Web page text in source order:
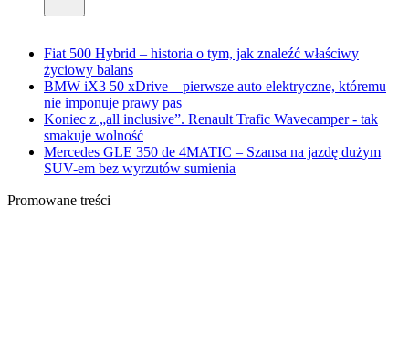
Fiat 500 Hybrid – historia o tym, jak znaleźć właściwy
życiowy balans
BMW iX3 50 xDrive – pierwsze auto elektryczne, któremu
nie imponuje prawy pas
Koniec z „all inclusive”. Renault Trafic Wavecamper - tak
smakuje wolność
Mercedes GLE 350 de 4MATIC – Szansa na jazdę dużym
SUV-em bez wyrzutów sumienia
Promowane treści